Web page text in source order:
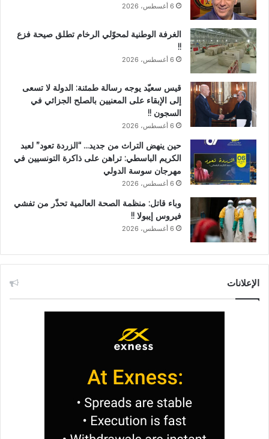
6 أغسطس، 2026
الغرفة الوطنية لمحوّلي الرخام تطلق صيحة فزع
!!
6 أغسطس، 2026
قيس سعيّد يوجه رسالة طمئنة: الدولة لا تسعى
إلى الإبقاء على المعنيين بالصلح الجزائي في
السجون !!
6 أغسطس، 2026
حين ينهض التراث من جديد… “الزردة تعود” لعبد
الكريم الباسطي: تراهن على ذاكرة التونسيين في
مهرجان سوسة الدولي
6 أغسطس، 2026
وباء قاتل: منظمة الصحة العالمية تحذّر من تفشي
فيروس إيبولا !!
6 أغسطس، 2026
الإعلانات